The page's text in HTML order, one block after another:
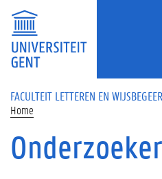
Overslaan en naar de inhoud gaan
FACULTEIT LETTEREN EN
Home